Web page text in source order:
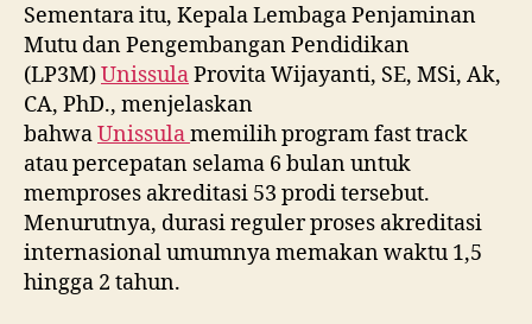
Sementara itu, Kepala Lembaga Penjaminan
Mutu dan Pengembangan Pendidikan
(LP3M)UnissulaProvita Wijayanti, SE, MSi, Ak,
CA, PhD., menjelaskan
bahwaUnissulamemilih program fast track
atau percepatan selama 6 bulan untuk
memproses akreditasi 53 prodi tersebut.
Menurutnya, durasi reguler proses akreditasi
internasional umumnya memakan waktu 1,5
hingga 2 tahun.